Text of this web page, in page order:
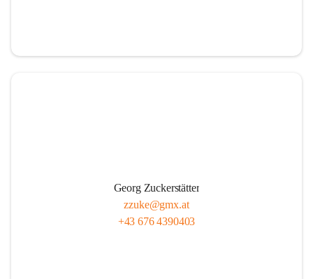
Georg Zuckerstätter
zzuke@gmx.at
+43 676 4390403